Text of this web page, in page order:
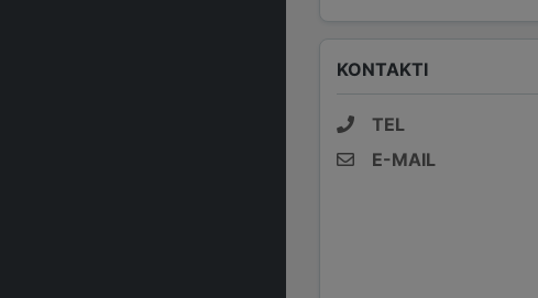
KONTAKTI
TEL
E-MAIL